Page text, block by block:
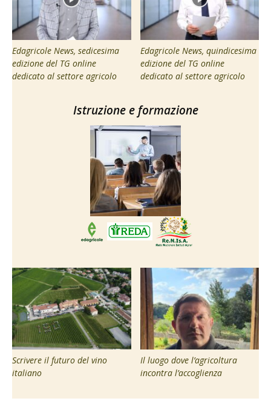
Edagricole News, sedicesima
edizione del TG online
dedicato al settore agricolo
Edagricole News, quindicesima
edizione del TG online
dedicato al settore agricolo
Istruzione e formazione
Scrivere il futuro del vino
italiano
Il luogo dove l’agricoltura
incontra l’accoglienza